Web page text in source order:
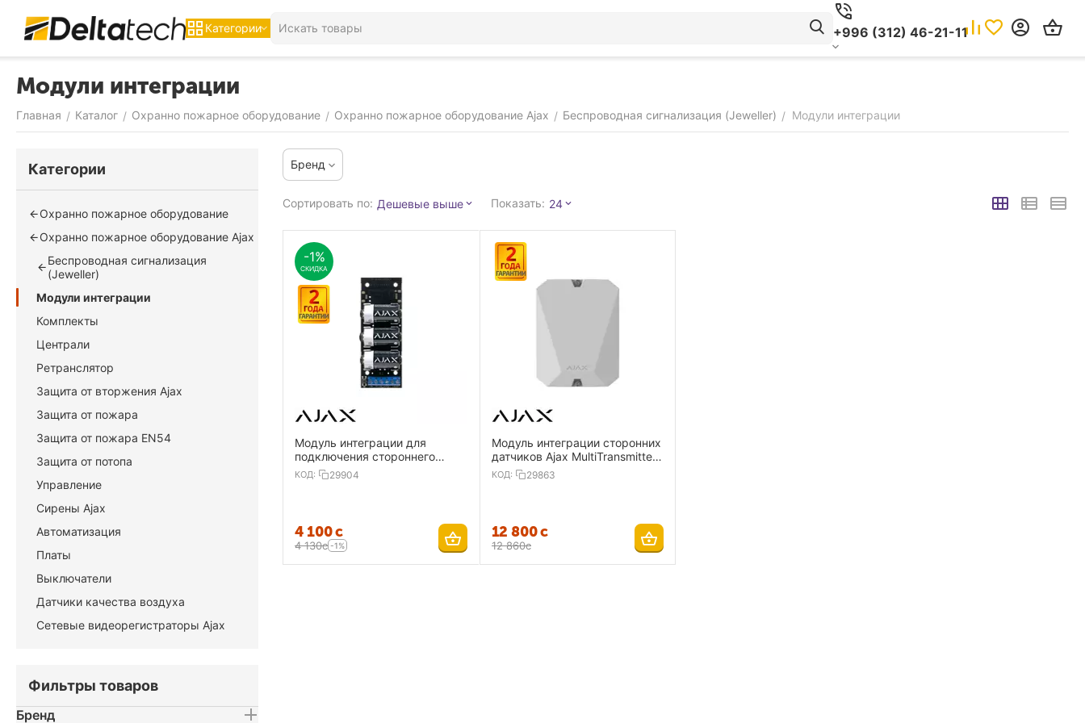
Категории +996 (312) 46-21-11
Модули интеграции
Главная / Каталог / Охранно пожарное оборудование / Охранно пожарное оборудование Ajax / Беспроводная сигнализация (Jeweller) / Модули интеграции
Бренд
Сортировать по: Дешевые выше Показать: 24
-1%
СКИДКА
Модуль интеграции для
подключения стороннего
проводного устройства Ajax
Transmitter
КОД: 29904
4 100с
4 130с -1%
Модуль интеграции сторонних
датчиков Ajax MultiTransmitter
white
КОД: 29863
12 800с
12 860с
Категории
Охранно пожарное оборудование
Охранно пожарное оборудование Ajax
Беспроводная сигнализация
(Jeweller)
Модули интеграции
Комплекты
Централи
Ретранслятор
Защита от вторжения Ajax
Защита от пожара
Защита от пожара EN54
Защита от потопа
Управление
Сирены Ajax
Автоматизация
Платы
Выключатели
Датчики качества воздуха
Сетевые видеорегистраторы Ajax
Фильтры товаров
Бренд